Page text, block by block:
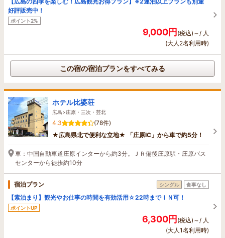
好評販売中！
ポイント2%
9,000円(税込)～/ 人
(大人2名利用時)
この宿の宿泊プランをすべてみる
ホテル比婆荘
広島>庄原・三次・芸北
4.3
(78件)
★広島県北で便利な立地★ 「庄原IC」から車で約5分！
車：中国自動車道庄原インターから約3分。ＪＲ備後庄原駅・庄原バス
センターから徒歩約10分
宿泊プラン シングル 食事なし
【素泊まり】観光やお仕事の時間を有効活用☆22時までＩＮ可！
ポイントUP
6,300円(税込)～/ 人
(大人1名利用時)